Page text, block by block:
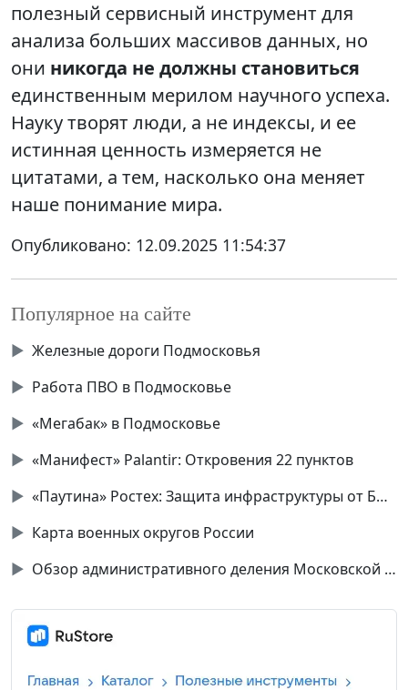
полезный сервисный инструмент для
анализа больших массивов данных, но
они никогда не должны становиться
единственным мерилом научного успеха.
Науку творят люди, а не индексы, и ее
истинная ценность измеряется не
цитатами, а тем, насколько она меняет
наше понимание мира.
Опубликовано: 12.09.2025 11:54:37
Популярное на сайте
▶ Железные дороги Подмосковья
▶ Работа ПВО в Подмосковье
▶ «Мегабак» в Подмосковье
▶ «Манифест» Palantir: Откровения 22 пунктов
▶
«Паутина» Ростех: Защита инфраструктуры от БПЛА
▶ Карта военных округов России
▶
Обзор административного деления Московской области